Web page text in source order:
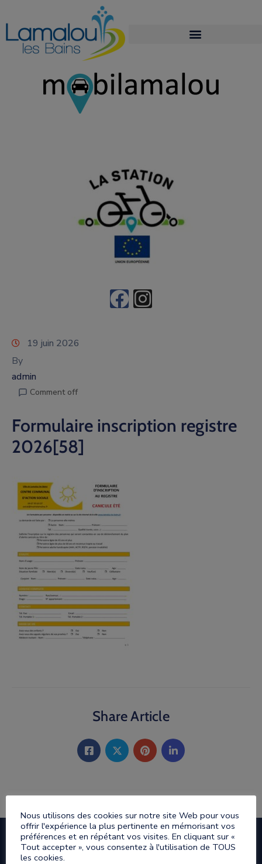
19 juin 2026
By
admin
Comment off
Formulaire inscription registre
2026[58]
Share Article
Nous utilisons des cookies sur notre site Web pour vous
offrir l'expérience la plus pertinente en mémorisant vos
préférences et en répétant vos visites. En cliquant sur «
Tout accepter », vous consentez à l'utilisation de TOUS
les cookies.